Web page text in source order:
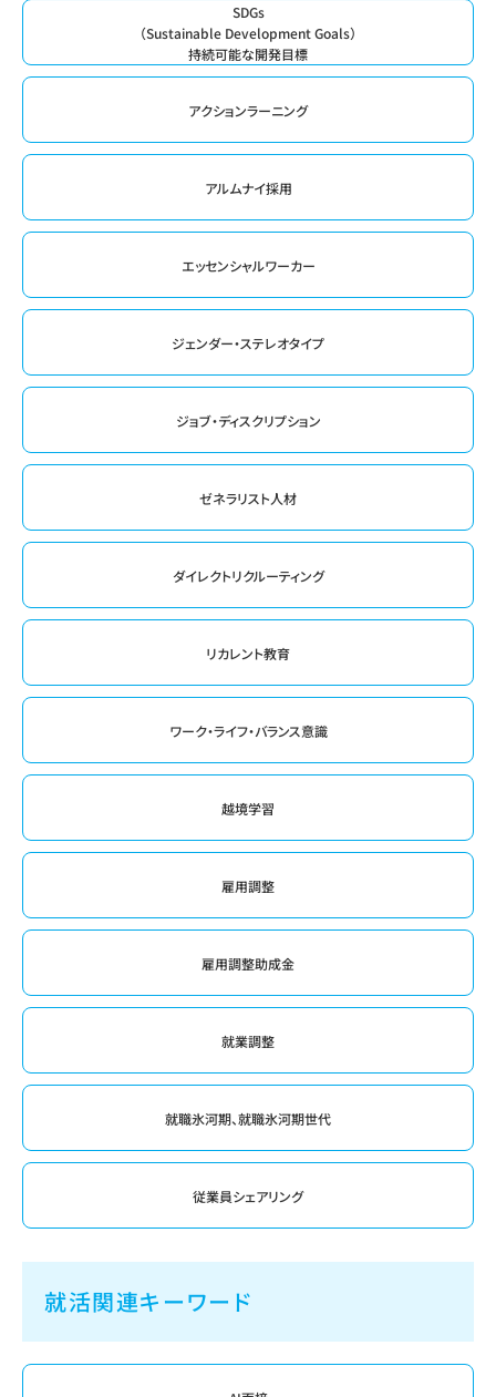
SDGs
（Sustainable Development Goals）
持続可能な開発目標
アクションラーニング
アルムナイ採用
エッセンシャルワーカー
ジェンダー・ステレオタイプ
ジョブ・ディスクリプション
ゼネラリスト人材
ダイレクトリクルーティング
リカレント教育
ワーク・ライフ・バランス意識
越境学習
雇用調整
雇用調整助成金
就業調整
就職氷河期、就職氷河期世代
従業員シェアリング
就活関連キーワード